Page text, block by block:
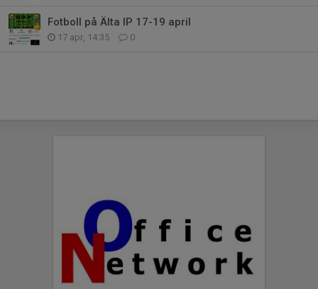
Fotboll på Älta IP 17-19 april
17 apr, 14:35 0